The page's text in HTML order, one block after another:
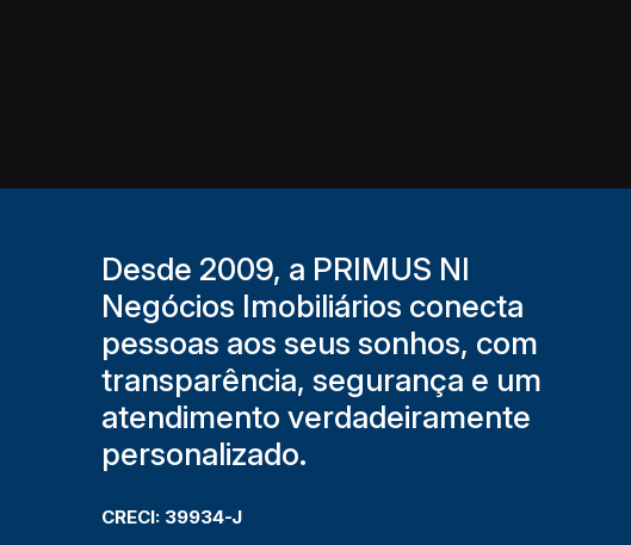
Desde 2009, a PRIMUS NI
Negócios Imobiliários conecta
pessoas aos seus sonhos, com
transparência, segurança e um
atendimento verdadeiramente
personalizado.
CRECI: 39934-J